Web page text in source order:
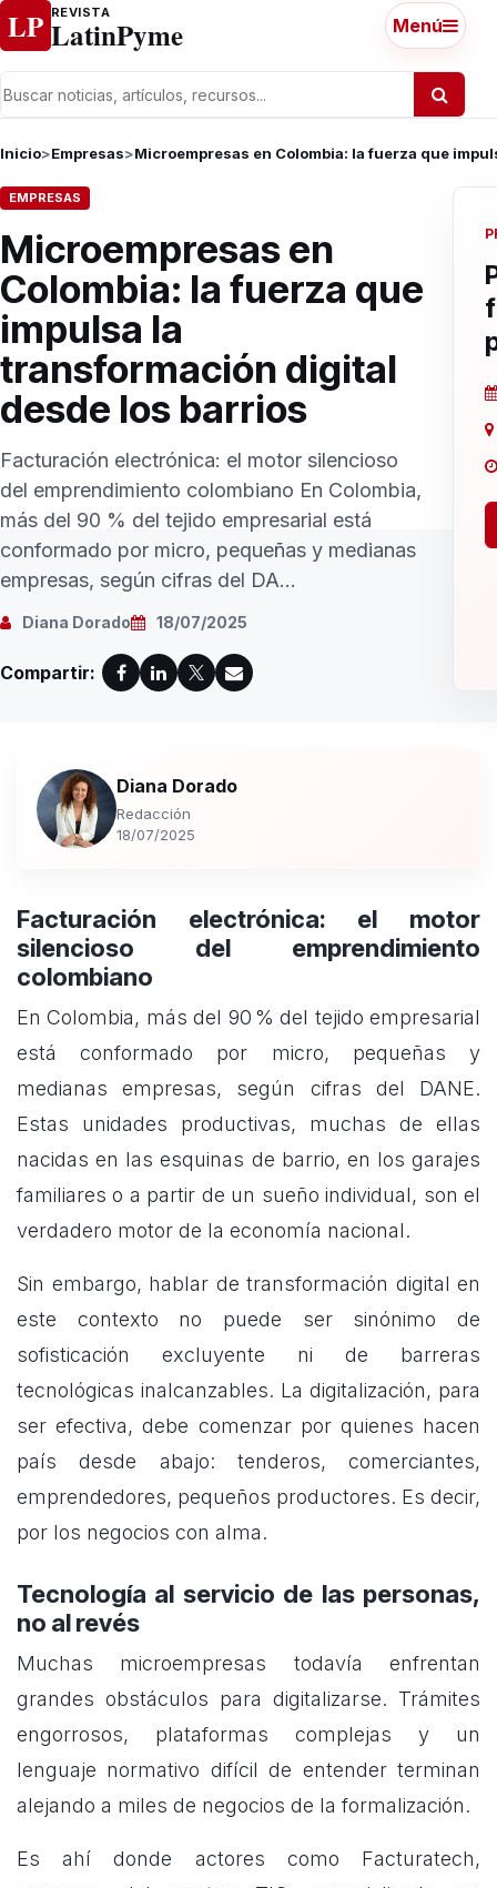
Ir al contenido
LP REVISTA
LatinPyme Menú
Inicio>Empresas>Microempresas en Colombia: la fuerza que
EMPRESAS
Microempresas en
Colombia: la fuerza que
impulsa la
transformación digital
desde los barrios
Facturación electrónica: el motor silencioso
del emprendimiento colombiano En Colombia,
más del 90 % del tejido empresarial está
conformado por micro, pequeñas y medianas
empresas, según cifras del DA...
Diana Dorado 18/07/2025
Compartir:
Diana Dorado
Redacción
18/07/2025
Facturación electrónica: el motor
silencioso del emprendimiento
colombiano
En Colombia, más del 90 % del tejido empresarial
está conformado por micro, pequeñas y
medianas empresas, según cifras del DANE.
Estas unidades productivas, muchas de ellas
nacidas en las esquinas de barrio, en los garajes
familiares o a partir de un sueño individual, son el
verdadero motor de la economía nacional.
Sin embargo, hablar de transformación digital en
este contexto no puede ser sinónimo de
sofisticación excluyente ni de barreras
tecnológicas inalcanzables. La digitalización, para
ser efectiva, debe comenzar por quienes hacen
país desde abajo: tenderos, comerciantes,
emprendedores, pequeños productores. Es decir,
por los negocios con alma.
Tecnología al servicio de las personas,
no al revés
Muchas microempresas todavía enfrentan
grandes obstáculos para digitalizarse. Trámites
engorrosos, plataformas complejas y un
lenguaje normativo difícil de entender terminan
alejando a miles de negocios de la formalización.
Es ahí donde actores como Facturatech,